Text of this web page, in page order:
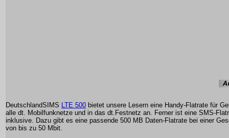
DeutschlandSIMS LTE 500 bietet unsere Lesern eine Handy-Flatrate für
alle dt. Mobilfunknetze und in das dt.Festnetz an. Ferner ist eine SMS-
inklusive. Dazu gibt es eine passende 500 MB Daten-Flatrate bei einer
von bis zu 50 Mbit.